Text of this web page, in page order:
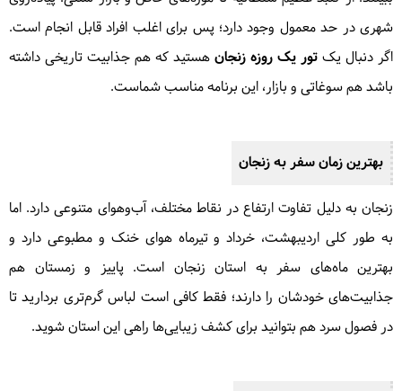
شهری در حد معمول وجود دارد؛ پس برای اغلب افراد قابل انجام است.
اگر دنبال یک تور یک روزه زنجان هستید که هم جذابیت تاریخی داشته
باشد هم سوغاتی و بازار، این برنامه مناسب شماست.
بهترین زمان سفر به زنجان
زنجان به دلیل تفاوت ارتفاع در نقاط مختلف، آب‌وهوای متنوعی دارد. اما
به طور کلی اردیبهشت، خرداد و تیرماه هوای خنک و مطبوعی دارد و
بهترین ماه‌های سفر به استان زنجان است. پاییز و زمستان هم
جذابیت‌های خودشان را دارند؛ فقط کافی است لباس گرم‌تری بردارید تا
در فصول سرد هم بتوانید برای کشف زیبایی‌ها راهی این استان شوید.